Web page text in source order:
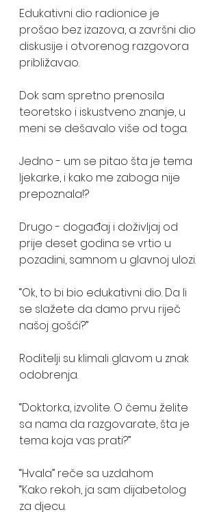
Edukativni dio radionice je
prošao bez izazova, a završni dio
diskusije i otvorenog razgovora
približavao.
Dok sam spretno prenosila
teoretsko i iskustveno znanje, u
meni se dešavalo više od toga.
Jedno - um se pitao šta je tema
ljekarke, i kako me zaboga nije
prepoznala!?
Drugo - događaj i doživljaj od
prije deset godina se vrtio u
pozadini, samnom u glavnoj ulozi.
“Ok, to bi bio edukativni dio. Da li
se slažete da damo prvu riječ
našoj gošći?”
Roditelji su klimali glavom u znak
odobrenja.
“Doktorka, izvolite. O čemu želite
sa nama da razgovarate, šta je
tema koja vas prati?”
“Hvala” reče sa uzdahom
“Kako rekoh, ja sam dijabetolog
za djecu.